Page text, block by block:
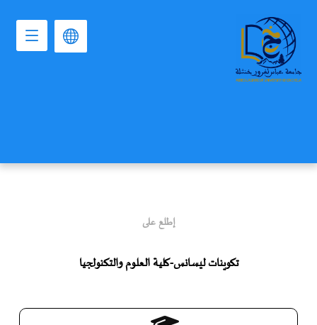
إطلع على
تكوينات ليسانس-كلية العلوم والتكنولجيا